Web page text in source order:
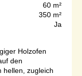
60 m²
350 m²
Ja
Holzofen
den
hellen, zugleich